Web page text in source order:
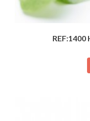
REF:1400